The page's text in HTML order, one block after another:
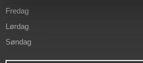
Fredag
Lørdag
Søndag